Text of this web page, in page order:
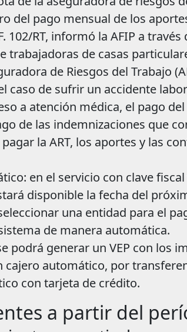
del pago mensual de los
102/RT, informó la AFIP a
trabajadoras de casas
de Riesgos del Trabajo
caso de sufrir un accidente
a atención médica, el pago
de las indemnizaciones que
la ART, los aportes y las
en el servicio con clave fiscal
disponible la fecha del
una entidad para el
de manera automática.
podrá generar un VEP con los
cajero automático, por
con tarjeta de crédito.
a partir del